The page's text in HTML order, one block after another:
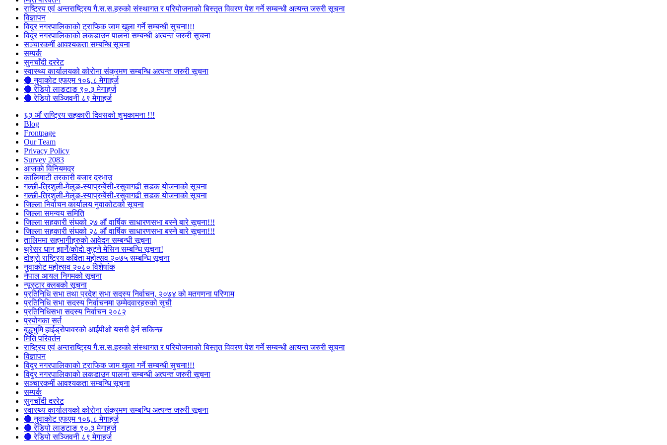
राष्ट्रिय एवं अन्तराष्ट्रिय गै.स.स.हरुको संस्थागत र परियोजनाको बिस्तृत विवरण पेश गर्ने सम्बन्धी अत्यन्त जरुरी सूचना
विज्ञापन
विदुर नगरपालिकाको ट्राफिक जाम खुला गर्ने सम्बन्धी सुचना!!!
विदुर नगरपालिकाको लकडाउन पालना सम्बन्धी अत्यन्त जरुरी सूचना
सञ्चारकर्मी आवश्यकता सम्बन्धि सूचना
सम्पर्क
सुनचाँदी दररेट
स्वास्थ्य कार्यालयको कोरोना संक्रमण सम्बन्धि अत्यन्त जरुरी सूचना
🔴 नुवाकोट एफएम १०६.८ मेगाहर्ज
🔴 रेडियो लाङटाङ ९०.३ मेगाहर्ज
🔴 रेडियो सञ्जिवनी ८९ मेगाहर्ज
६३ औं राष्ट्रिय सहकारी दिवसको शुभकामना !!!
Blog
Frontpage
Our Team
Privacy Policy
Survey 2083
आजकाे विनियमदर
कालिमाटी तरकारी बजार दरभाउ
गल्छी-त्रिशुली-मेलुङ-स्याप्रुबेंसी-रसुवागढी सडक योजनाको सूचना
गल्छी-त्रिशुली-मेलुङ-स्याप्रुबेंसी-रसुवागढी सडक योजनाको सूचना
जिल्ला निर्वाचन कार्यालय नुवाकोटको सूचना
जिल्ला समन्वय समिति
जिल्ला सहकारी संघको २७ औं वार्षिक साधारणसभा बस्ने बारे सूचना!!!
जिल्ला सहकारी संघको २८ औं वार्षिक साधारणसभा बस्ने बारे सूचना!!!
तालिममा सहभागीहरुको आवेदन सम्बन्धी सूचना
थ्रेसर धान झार्ने/काेदाे कुट्ने मेसिन सम्बन्धि सूचना!
दोश्रो राष्ट्रिय कविता महोत्सव २०७५ सम्बन्धि सूचना
नुवाकोट महोत्सव २०८० विशेषांक
नेपाल आयल निगमको सूचना
न्यूस्टार क्लबको सूचना
प्रतिनिधि सभा तथा प्रदेश सभा सदस्य निर्वाचन, २०७४ को मतगणना परिणाम
प्रतिनिधि सभा सदस्य निर्वाचनमा उम्मेदवारहरुको सुची
प्रतिनिधिसभा सदस्य निर्वाचन २०८२
प्रयोगका सर्त
बुद्धभुमि हाईड्रोपावरको आईपीओ यसरी हेर्न सकिन्छ
मिति परिवर्तन
राष्ट्रिय एवं अन्तराष्ट्रिय गै.स.स.हरुको संस्थागत र परियोजनाको बिस्तृत विवरण पेश गर्ने सम्बन्धी अत्यन्त जरुरी सूचना
विज्ञापन
विदुर नगरपालिकाको ट्राफिक जाम खुला गर्ने सम्बन्धी सुचना!!!
विदुर नगरपालिकाको लकडाउन पालना सम्बन्धी अत्यन्त जरुरी सूचना
सञ्चारकर्मी आवश्यकता सम्बन्धि सूचना
सम्पर्क
सुनचाँदी दररेट
स्वास्थ्य कार्यालयको कोरोना संक्रमण सम्बन्धि अत्यन्त जरुरी सूचना
🔴 नुवाकोट एफएम १०६.८ मेगाहर्ज
🔴 रेडियो लाङटाङ ९०.३ मेगाहर्ज
🔴 रेडियो सञ्जिवनी ८९ मेगाहर्ज